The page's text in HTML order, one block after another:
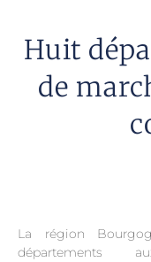
Huit
de
La région
départements